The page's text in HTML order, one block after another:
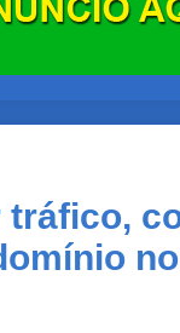
tráfico,